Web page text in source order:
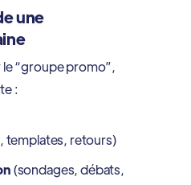
une
le “groupe promo”,
:
templates, retours)
(sondages, débats,